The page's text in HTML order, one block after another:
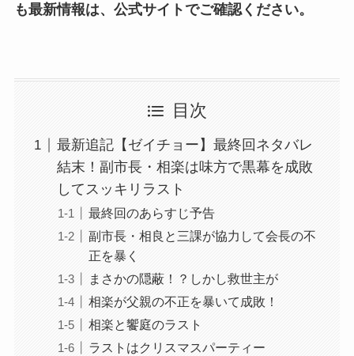
も最新情報は、公式サイトでご確認ください。
目次
最新追記【ゼイチョー】最終回ネタバレ
結末！副市長・相楽は味方で黒幕を成敗
してスッキリラスト
最終回のあらすじ予告
副市長・相良と三課が協力して会長の不
正を暴く
まさかの隠蔽！？しかし救世主が
相楽が父親の不正を暴いて成敗！
相楽と饗庭のラスト
ラストはクリスマスパーティー